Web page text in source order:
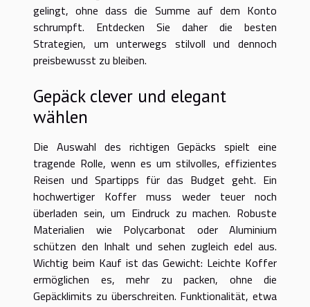
gelingt, ohne dass die Summe auf dem Konto
schrumpft. Entdecken Sie daher die besten
Strategien, um unterwegs stilvoll und dennoch
preisbewusst zu bleiben.
Gepäck clever und elegant
wählen
Die Auswahl des richtigen Gepäcks spielt eine
tragende Rolle, wenn es um stilvolles, effizientes
Reisen und Spartipps für das Budget geht. Ein
hochwertiger Koffer muss weder teuer noch
überladen sein, um Eindruck zu machen. Robuste
Materialien wie Polycarbonat oder Aluminium
schützen den Inhalt und sehen zugleich edel aus.
Wichtig beim Kauf ist das Gewicht: Leichte Koffer
ermöglichen es, mehr zu packen, ohne die
Gepäcklimits zu überschreiten. Funktionalität, etwa